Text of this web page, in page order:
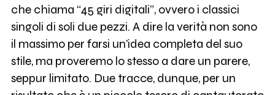
che chiama “45 giri digitali”, ovvero i classici
singoli di soli due pezzi. A dire la verità non sono
il massimo per farsi un’idea completa del suo
stile, ma proveremo lo stesso a dare un parere,
seppur limitato. Due tracce, dunque, per un